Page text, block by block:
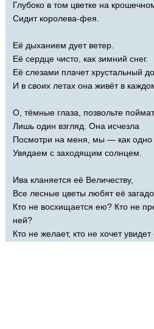
Глубоко в том цветке на
Сидит королева-фея.
Её дыханием дует ветер.
Её сердце чисто, как зимний снег.
Её слезами плачет хрустальный
И в своих летах она живёт в
О, тёмные глаза, позвольте
Лишь один взгляд. Она исчезла
Посмотри на меня, мы — как одно
Увядаем с заходящим солнцем.
Ива кланяется её Величеству,
Все лесные цветы любят её
Кто не восхищается ею? Кто не
ней?
Кто не желает, кто не хочет